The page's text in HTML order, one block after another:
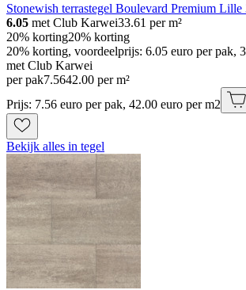
Stonewish terrastegel Boulevard Premium
6.05 met Club Karwei33.61 per m²
20% korting20% korting
20% korting, voordeelprijs: 6.05 euro per pak,
met Club Karwei
per pak7.5642.00 per m²
Prijs: 7.56 euro per pak, 42.00 euro per m2
Bekijk alles in tegel